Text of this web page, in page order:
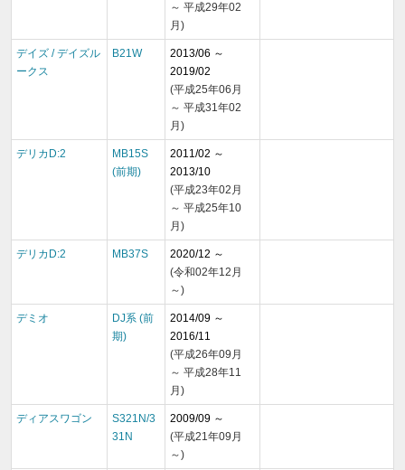
～ 平成29年02
月)
デイズ / デイズル
ークス
B21W
2013/06 ～
2019/02
(平成25年06月
～ 平成31年02
月)
デリカD:2
MB15S
(前期)
2011/02 ～
2013/10
(平成23年02月
～ 平成25年10
月)
デリカD:2 MB37S
2020/12 ～
(令和02年12月
～)
デミオ
DJ系 (前
期)
2014/09 ～
2016/11
(平成26年09月
～ 平成28年11
月)
ディアスワゴン
S321N/3
31N
2009/09 ～
(平成21年09月
～)